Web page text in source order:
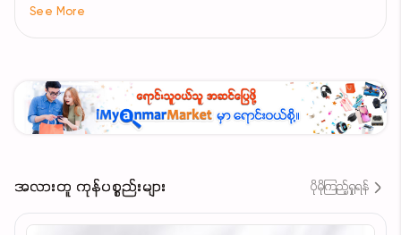
Antenna 1
Wifi 2.4G+5G , 2T2R
Refresh Rate 120Hz
Rated Voltage 100-240V
Rated Current 200W
See More
အလားတူ ကုန်ပစ္စည်းများ ပိုမိုကြည့်ရှုရန်